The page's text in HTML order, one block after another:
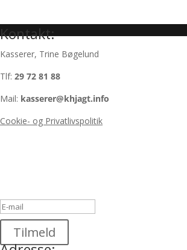
Kontakt:
Kasserer, Trine Bøgelund
Tlf: 29 72 81 88
Mail: kasserer@khjagt.info
Cookie- og Privatlivspolitik
Tilmeld